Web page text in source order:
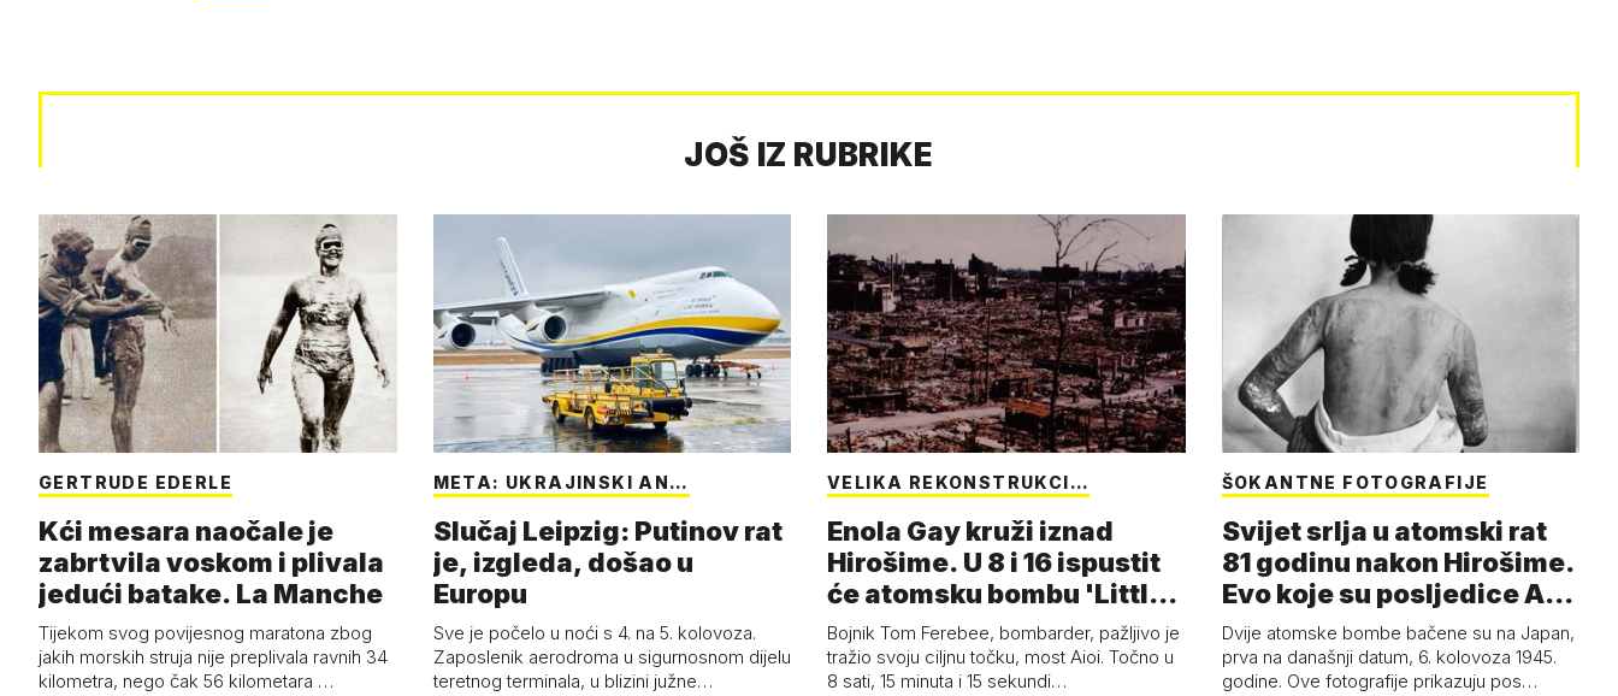
JOŠ IZ RUBRIKE
GERTRUDE EDERLE
Kći mesara naočale je
zabrtvila voskom i plivala
jedući batake. La Manche
Tijekom svog povijesnog maratona zbog
jakih morskih struja nije preplivala ravnih 34
kilometra, nego čak 56 kilometara …
META: UKRAJINSKI AN…
Slučaj Leipzig: Putinov rat
je, izgleda, došao u
Europu
Sve je počelo u noći s 4. na 5. kolovoza.
Zaposlenik aerodroma u sigurnosnom dijelu
teretnog terminala, u blizini južne…
VELIKA REKONSTRUKCI…
Enola Gay kruži iznad
Hirošime. U 8 i 16 ispustit
će atomsku bombu 'Little
Boy'
Bojnik Tom Ferebee, bombarder, pažljivo je
tražio svoju ciljnu točku, most Aioi. Točno u
8 sati, 15 minuta i 15 sekundi…
ŠOKANTNE FOTOGRAFIJE
Svijet srlja u atomski rat
81 godinu nakon Hirošime.
Evo koje su posljedice A-
b…
Dvije atomske bombe bačene su na Japan,
prva na današnji datum, 6. kolovoza 1945.
godine. Ove fotografije prikazuju pos…